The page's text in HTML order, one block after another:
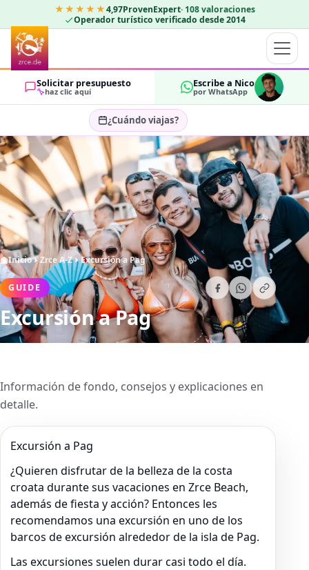
★★★★★4,97ProvenExpert· 108 valoraciones
Operador turístico verificado desde 2014
Solicitar presupuesto
haz clic aquí
Escribe a Nico
por WhatsApp
¿Cuándo viajas?
Seleccionar fechas…
HUÉSPEDES
2 OK
Inicio Zrce A-Z Excursión a Pag
GUIDE
Excursión a Pag
Información de fondo, consejos y explicaciones en
detalle.
Excursión a Pag
¿Quieren disfrutar de la belleza de la costa
croata durante sus vacaciones en Zrce Beach,
además de fiesta y acción? Entonces les
recomendamos una excursión en uno de los
barcos de excursión alrededor de la isla de Pag.
Las excursiones suelen durar casi todo el día.